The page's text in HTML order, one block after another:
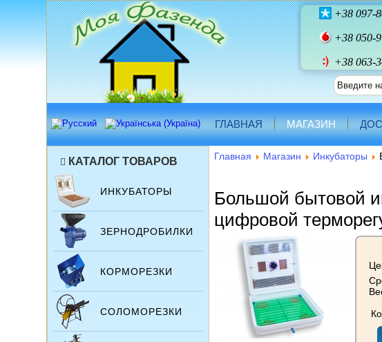
+38097-
+38050-
+38 063-
ГЛАВНАЯ МАГАЗИН
КАТАЛОГ ТОВАРОВ
ИНКУБАТОРЫ
ЗЕРНОДРОБИЛКИ
КОРМОРЕЗКИ
СОЛОМОРЕЗКИ
Главная Магазин Инкубаторы
Большой бытовой
цифровой